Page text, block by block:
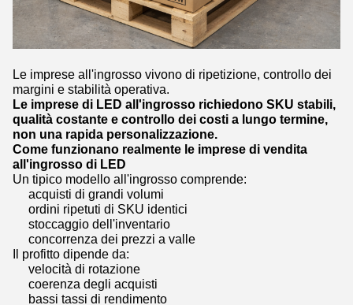
Le imprese all'ingrosso vivono di ripetizione, controllo dei
margini e stabilità operativa.
Le imprese di LED all'ingrosso richiedono SKU stabili,
qualità costante e controllo dei costi a lungo termine,
non una rapida personalizzazione.
Come funzionano realmente le imprese di vendita
all'ingrosso di LED
Un tipico modello all'ingrosso comprende:
acquisti di grandi volumi
ordini ripetuti di SKU identici
stoccaggio dell'inventario
concorrenza dei prezzi a valle
Il profitto dipende da:
velocità di rotazione
coerenza degli acquisti
bassi tassi di rendimento